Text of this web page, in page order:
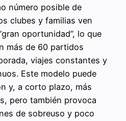
número posible de
clubes y familias ven
oportunidad”, lo que
más de 60 partidos
viajes constantes y
Este modelo puede
y, a corto plazo, más
pero también provoca
de sobreuso y poco